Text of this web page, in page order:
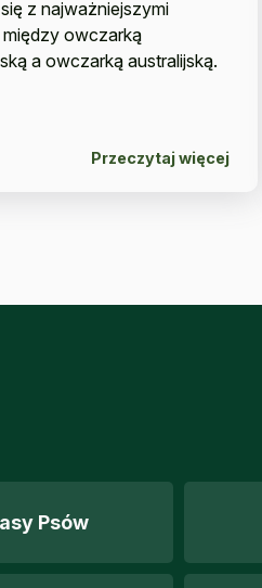
z najważniejszymi
owczarką
a owczarką australijską.
Przeczytaj więcej
Psów